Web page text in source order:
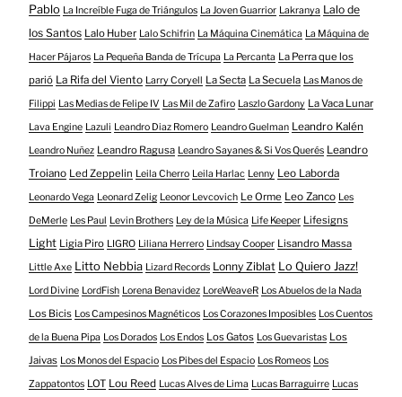
Pablo La Increíble Fuga de Triángulos La Joven Guarrior Lakranya Lalo de
los Santos Lalo Huber Lalo Schifrin La Máquina Cinemática La Máquina de
Hacer Pájaros La Pequeña Banda de Trícupa La Percanta La Perra que los
parió La Rifa del Viento Larry Coryell La Secta La Secuela Las Manos de
Filippi Las Medias de Felipe IV Las Mil de Zafiro Laszlo Gardony La Vaca Lunar
Lava Engine Lazuli Leandro Diaz Romero Leandro Guelman Leandro Kalén
Leandro Nuñez Leandro Ragusa Leandro Sayanes & Si Vos Querés Leandro
Troiano Led Zeppelin Leila Cherro Leila Harlac Lenny Leo Laborda
Leonardo Vega Leonard Zelig Leonor Levcovich Le Orme Leo Zanco Les
DeMerle Les Paul Levin Brothers Ley de la Música Life Keeper Lifesigns
Light Ligia Piro LIGRO Liliana Herrero Lindsay Cooper Lisandro Massa
Little Axe Litto Nebbia Lizard Records Lonny Ziblat Lo Quiero Jazz!
Lord Divine LordFish Lorena Benavidez LoreWeaveR Los Abuelos de la Nada
Los Bicis Los Campesinos Magnéticos Los Corazones Imposibles Los Cuentos
de la Buena Pipa Los Dorados Los Endos Los Gatos Los Guevaristas Los
Jaivas Los Monos del Espacio Los Pibes del Espacio Los Romeos Los
Zappatontos LOT Lou Reed Lucas Alves de Lima Lucas Barraguirre Lucas